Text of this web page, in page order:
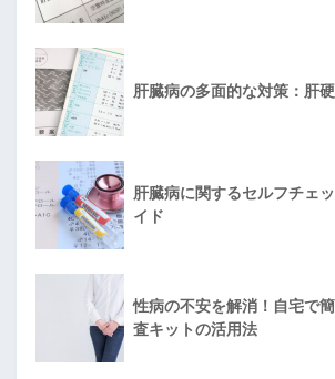
肝臓病の多面的な対策：肝
肝臓病に関するセルフチェ
イド
性病の不安を解消！自宅で
査キットの活用法